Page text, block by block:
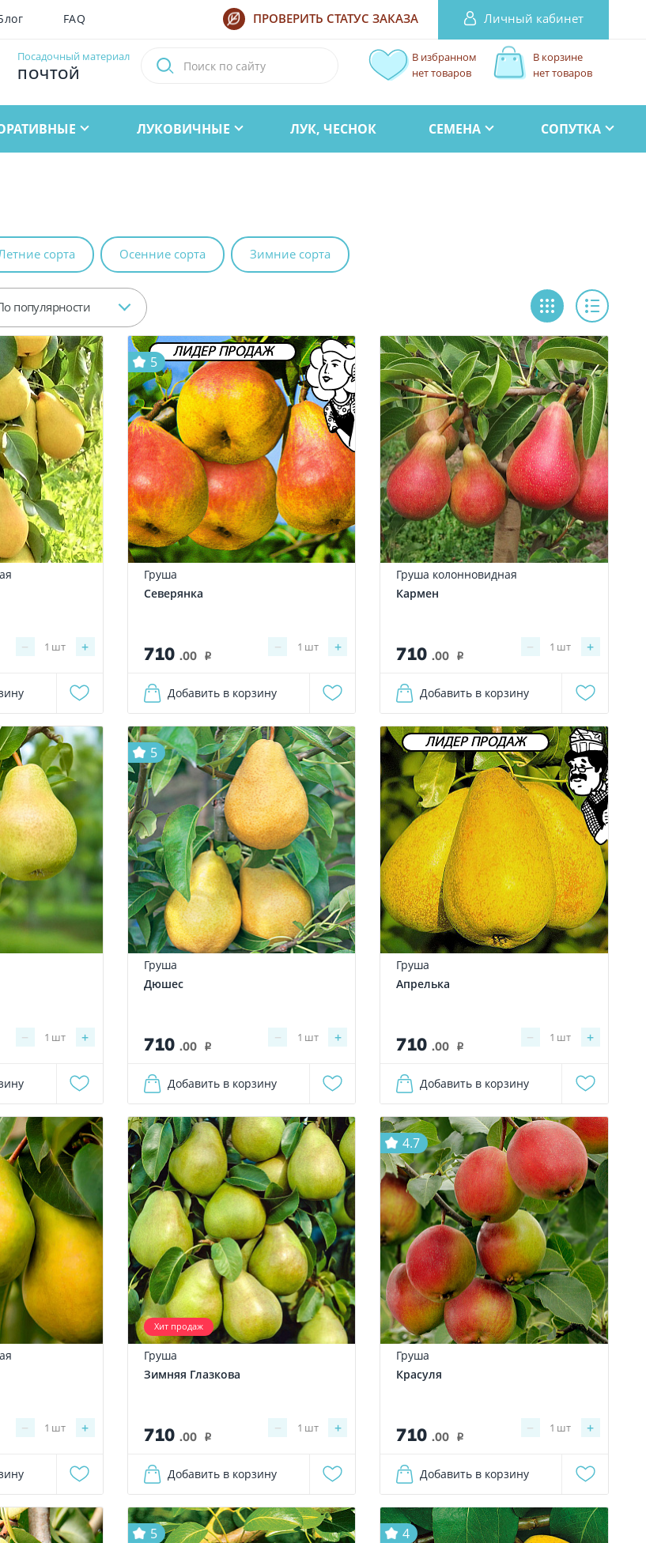
FAQ ПРОВЕРИТЬ СТАТУС ЗАКАЗА Личный кабинет
Посадочный материал
ПОЧТОЙ
В корзине
нет товаров
В избранном
нет товаров
ЛУКОВИЧНЫЕ ЛУК, ЧЕСНОК СЕМЕНА СОПУТКА
сорта Осенние сорта Зимние сорта
популярности
− +
1 шт
ЛИДЕР ПРОДАЖ
5
Груша
Северянка
710 .00 i
− +
1 шт
Добавить в корзину
Груша колонновидная
Кармен
710.00 i
− +
1 шт
Добавить в корзину
− +
1 шт
5
Груша
Дюшес
710 .00 i
− +
1 шт
Добавить в корзину
ЛИДЕР ПРОДАЖ
Груша
Апрелька
710.00 i
− +
1 шт
Добавить в корзину
− +
1 шт
Хит продаж
Груша
Зимняя Глазкова
710 .00 i
− +
1 шт
Добавить в корзину
4.7
Груша
Красуля
710.00 i
− +
1 шт
Добавить в корзину
5 4